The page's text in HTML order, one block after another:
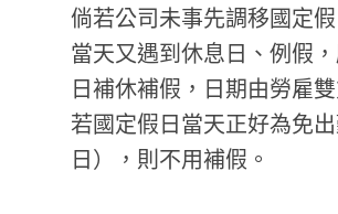
倘若公司未事先調移國定
當天又遇到休息日、例假
日補休補假，日期由勞雇
若國定假日當天正好為免
日），則不用補假。